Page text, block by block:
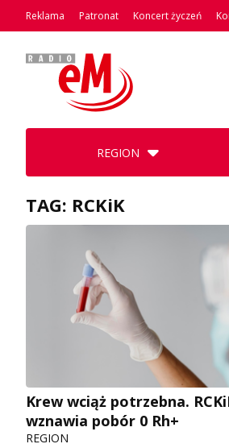
Reklama Patronat Koncert życzeń
REGION
TAG: RCKiK
Krew wciąż potrzebna.
wznawia pobór 0 Rh+
REGION